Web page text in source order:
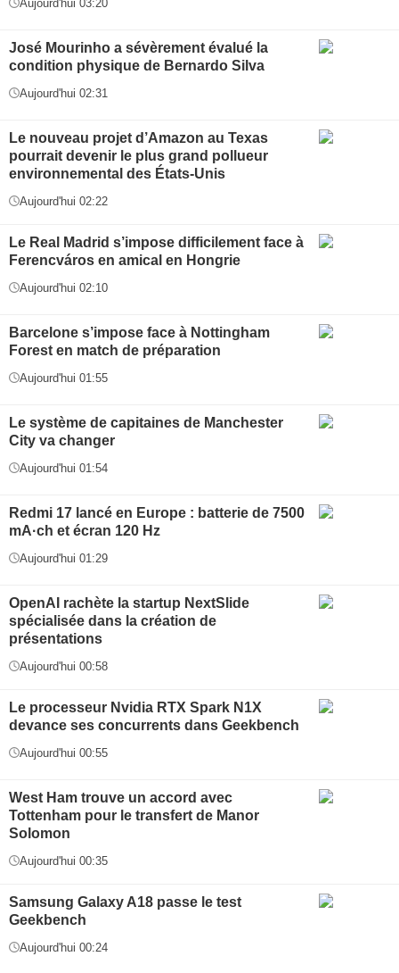
Aujourd'hui 03:20
José Mourinho a sévèrement évalué la
condition physique de Bernardo Silva
Aujourd'hui 02:31
Le nouveau projet d’Amazon au Texas
pourrait devenir le plus grand pollueur
environnemental des États-Unis
Aujourd'hui 02:22
Le Real Madrid s’impose difficilement face à
Ferencváros en amical en Hongrie
Aujourd'hui 02:10
Barcelone s’impose face à Nottingham
Forest en match de préparation
Aujourd'hui 01:55
Le système de capitaines de Manchester
City va changer
Aujourd'hui 01:54
Redmi 17 lancé en Europe : batterie de 7500
mA·ch et écran 120 Hz
Aujourd'hui 01:29
OpenAI rachète la startup NextSlide
spécialisée dans la création de
présentations
Aujourd'hui 00:58
Le processeur Nvidia RTX Spark N1X
devance ses concurrents dans Geekbench
Aujourd'hui 00:55
West Ham trouve un accord avec
Tottenham pour le transfert de Manor
Solomon
Aujourd'hui 00:35
Samsung Galaxy A18 passe le test
Geekbench
Aujourd'hui 00:24